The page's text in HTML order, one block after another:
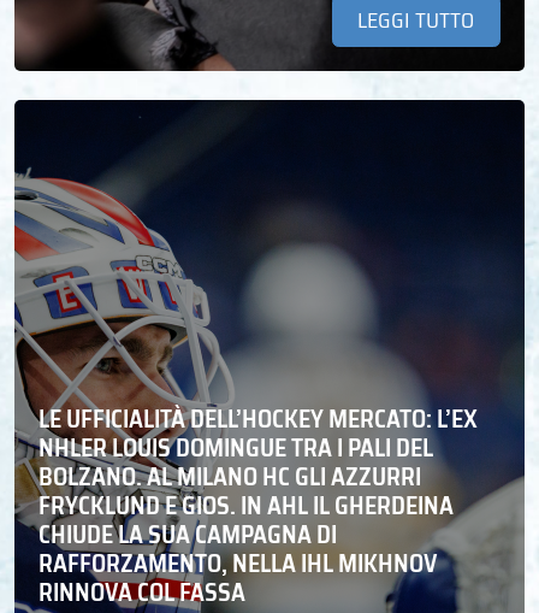
LEGGI TUTTO
LE UFFICIALITÀ DELL’HOCKEY MERCATO: L’EX
NHLER LOUIS DOMINGUE TRA I PALI DEL
BOLZANO. AL MILANO HC GLI AZZURRI
FRYCKLUND E GIOS. IN AHL IL GHERDEINA
CHIUDE LA SUA CAMPAGNA DI
RAFFORZAMENTO, NELLA IHL MIKHNOV
RINNOVA COL FASSA